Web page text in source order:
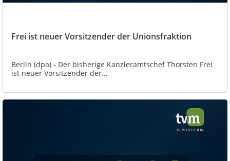
Frei ist neuer Vorsitzender der Unionsfraktion
Berlin (dpa) - Der bisherige Kanzleramtschef Thorsten Frei
ist neuer Vorsitzender der...